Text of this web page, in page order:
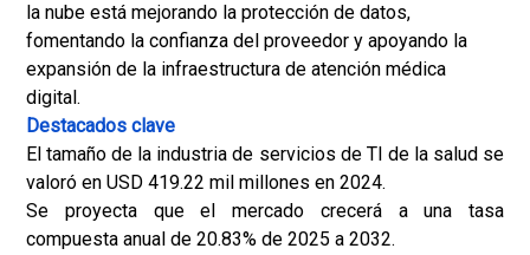
la nube está mejorando la protección de datos,
fomentando la confianza del proveedor y apoyando la
expansión de la infraestructura de atención médica
digital.
Destacados clave
El tamaño de la industria de servicios de TI de la salud se
valoró en USD 419.22 mil millones en 2024.
Se proyecta que el mercado crecerá a una tasa
compuesta anual de 20.83% de 2025 a 2032.